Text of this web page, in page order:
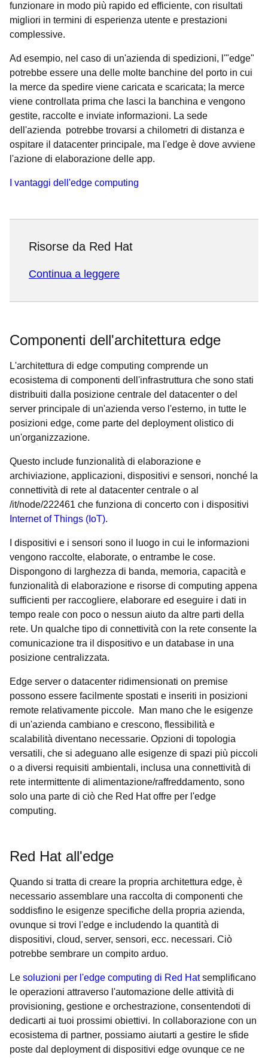
funzionare in modo più rapido ed efficiente, con risultati
migliori in termini di esperienza utente e prestazioni
complessive.
Ad esempio, nel caso di un'azienda di spedizioni, l'"edge"
potrebbe essere una delle molte banchine del porto in cui
la merce da spedire viene caricata e scaricata; la merce
viene controllata prima che lasci la banchina e vengono
gestite, raccolte e inviate informazioni. La sede
dell'azienda potrebbe trovarsi a chilometri di distanza e
ospitare il datacenter principale, ma l'edge è dove avviene
l'azione di elaborazione delle app.
I vantaggi dell'edge computing
Risorse da Red Hat
Continua a leggere
Componenti dell'architettura edge
L'architettura di edge computing comprende un
ecosistema di componenti dell'infrastruttura che sono stati
distribuiti dalla posizione centrale del datacenter o del
server principale di un'azienda verso l'esterno, in tutte le
posizioni edge, come parte del deployment olistico di
un'organizzazione.
Questo include funzionalità di elaborazione e
archiviazione, applicazioni, dispositivi e sensori, nonché la
connettività di rete al datacenter centrale o al
/it/node/222461 che funziona di concerto con i dispositivi
Internet of Things (IoT).
I dispositivi e i sensori sono il luogo in cui le informazioni
vengono raccolte, elaborate, o entrambe le cose.
Dispongono di larghezza di banda, memoria, capacità e
funzionalità di elaborazione e risorse di computing appena
sufficienti per raccogliere, elaborare ed eseguire i dati in
tempo reale con poco o nessun aiuto da altre parti della
rete. Un qualche tipo di connettività con la rete consente la
comunicazione tra il dispositivo e un database in una
posizione centralizzata.
Edge server o datacenter ridimensionati on premise
possono essere facilmente spostati e inseriti in posizioni
remote relativamente piccole. Man mano che le esigenze
di un'azienda cambiano e crescono, flessibilità e
scalabilità diventano necessarie. Opzioni di topologia
versatili, che si adeguano alle esigenze di spazi più piccoli
o a diversi requisiti ambientali, inclusa una connettività di
rete intermittente di alimentazione/raffreddamento, sono
solo una parte di ciò che Red Hat offre per l'edge
computing.
Red Hat all'edge
Quando si tratta di creare la propria architettura edge, è
necessario assemblare una raccolta di componenti che
soddisfino le esigenze specifiche della propria azienda,
ovunque si trovi l'edge e includendo la quantità di
dispositivi, cloud, server, sensori, ecc. necessari. Ciò
potrebbe sembrare un compito arduo.
Le soluzioni per l'edge computing di Red Hatsemplificano
le operazioni attraverso l'automazione delle attività di
provisioning, gestione e orchestrazione, consentendoti di
dedicarti ai tuoi prossimi obiettivi. In collaborazione con un
ecosistema di partner, possiamo aiutarti a gestire le sfide
poste dal deployment di dispositivi edge ovunque ce ne